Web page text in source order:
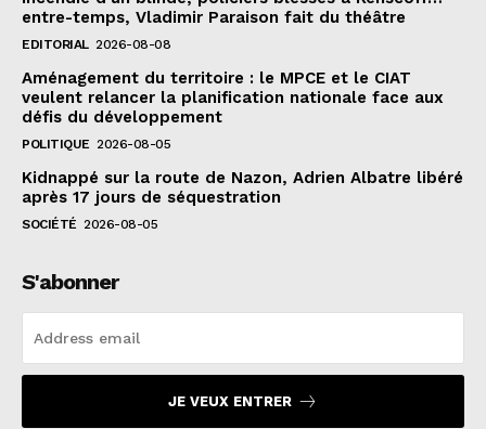
entre-temps, Vladimir Paraison fait du théâtre
EDITORIAL 2026-08-08
Aménagement du territoire : le MPCE et le CIAT
veulent relancer la planification nationale face aux
défis du développement
POLITIQUE 2026-08-05
Kidnappé sur la route de Nazon, Adrien Albatre libéré
après 17 jours de séquestration
SOCIÉTÉ 2026-08-05
S'abonner
JE VEUX ENTRER